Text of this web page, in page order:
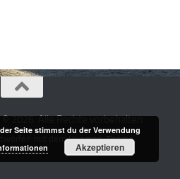
2026. Alle Rechte vorbehalten.
mit demHueman-Theme
Seite stimmst du der Verwendung
Akzeptieren